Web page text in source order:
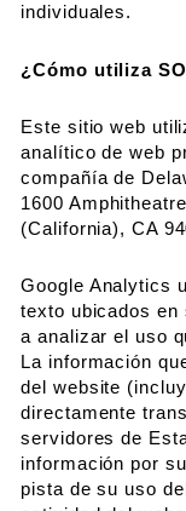
individuales.
¿Cómo utiliza
Este sitio web
analítico de web
compañía de
1600
(California), CA
Google Analytics
texto ubicados en
a analizar el uso
La información
del website
directamente
servidores de
información por
pista de su uso